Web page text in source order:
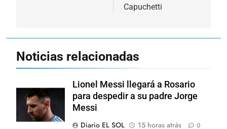
Capuchetti
Noticias relacionadas
Lionel Messi llegará a Rosario
para despedir a su padre Jorge
Messi
Diario EL SOL
15 horas atrás 0